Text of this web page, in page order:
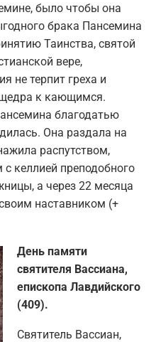
было чтобы она
брака Пансемина
Таинства, святой
вере,
не терпит греха и
к кающимся.
благодатью
Она раздала на
распутством,
келлией преподобного
а через 22 месяца
наставником (+
День памяти
святителя Вассиана,
епископа Лавдийского
(409).
Святитель Вассиан,